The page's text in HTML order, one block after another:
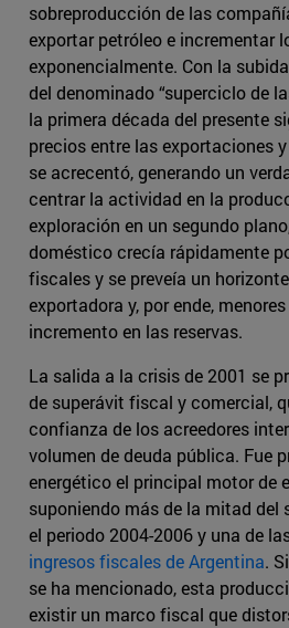
sobreproducción de las
exportar petróleo e incrementar
exponencialmente. Con la
del denominado “superciclo de
la primera década del presente
precios entre las exportaciones
se acrecentó, generando un
centrar la actividad en la
exploración en un segundo
doméstico crecía rápidamente
fiscales y se preveía un
exportadora y, por ende,
incremento en las reservas.
La salida a la crisis de 2001 se
de superávit fiscal y comercial,
confianza de los acreedores
volumen de deuda pública. Fue
energético el principal motor de
suponiendo más de la mitad del
el periodo 2004-2006 y una de
ingresos fiscales de Argentina.
se ha mencionado, esta
existir un marco fiscal que